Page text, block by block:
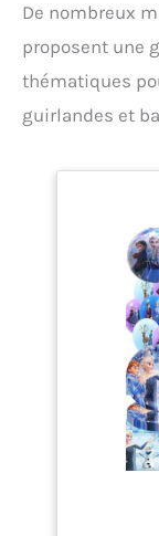
De nombreux
proposent une
thématiques
guirlandes et